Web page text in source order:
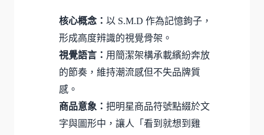
核心概念： 以 S.M.D 作為記憶鉤子，
形成高度辨識的視覺骨架。
視覺語言： 用簡潔架構承載繽紛奔放
的節奏，維持潮流感但不失品牌質
感。
商品意象： 把明星商品符號點綴於文
字與圖形中，讓人「看到就想到雞